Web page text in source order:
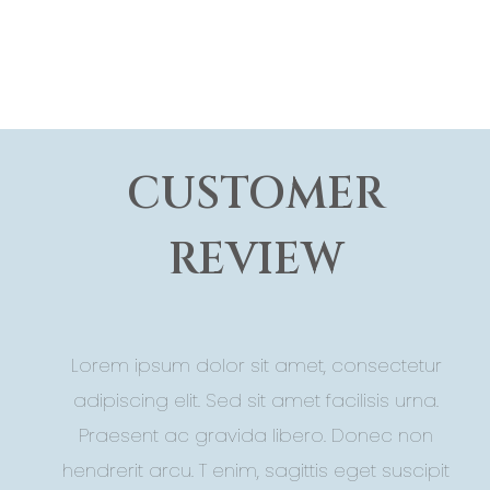
CUSTOMER
REVIEW
Lorem ipsum dolor sit amet, consectetur
adipiscing elit. Sed sit amet facilisis urna.
Praesent ac gravida libero. Donec non
hendrerit arcu. T enim, sagittis eget suscipit